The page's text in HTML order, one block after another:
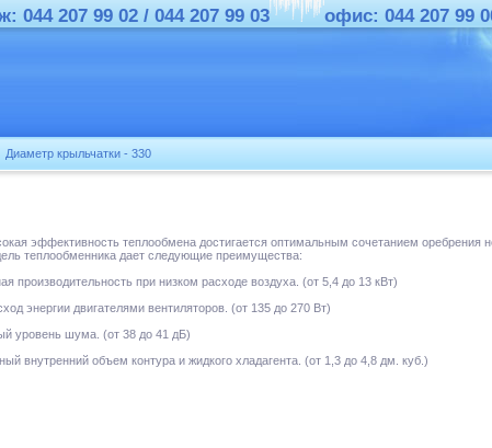
044 207 99 02 / 044 207 99 03 офис: 044 207 99
Диаметр крыльчатки - 330
эффективность теплообмена достигается оптимальным сочетанием оребрения
теплообменника дает следующие преимущества:
производительность при низком расходе воздуха. (от 5,4 до 13 кВт)
энергии двигателями вентиляторов. (от 135 до 270 Вт)
уровень шума. (от 38 до 41 дБ)
внутренний объем контура и жидкого хладагента. (от 1,3 до 4,8 дм. куб.)